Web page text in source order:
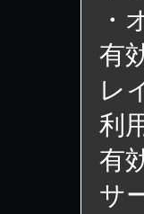
・
有
レ
利
有
サ